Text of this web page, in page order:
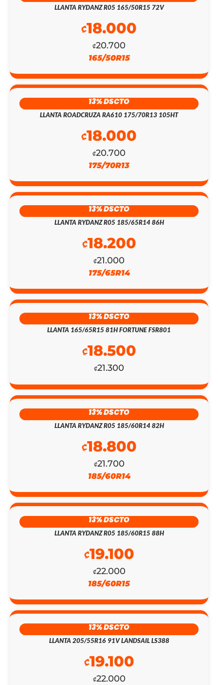
LLANTA RYDANZ R05 165/50R15 72V
₡20.700
₡18.000
165/50R15
13% DSCTO
LLANTA ROADCRUZA RA610 175/70R13 105HT
₡20.700
₡18.000
175/70R13
13% DSCTO
LLANTA RYDANZ R05 185/65R14 86H
₡21.000
₡18.200
175/65R14
13% DSCTO
LLANTA 165/65R15 81H FORTUNE FSR801
₡21.300
₡18.500
13% DSCTO
LLANTA RYDANZ R05 185/60R14 82H
₡21.700
₡18.800
185/60R14
13% DSCTO
LLANTA RYDANZ R05 185/60R15 88H
₡22.000
₡19.100
185/60R15
13% DSCTO
LLANTA 205/55R16 91V LANDSAIL LS388
₡22.000
₡19.100
₡143.800.
₡125.000.
EL
₡145.300.
EL
₡126.300.
EL
PRECIO
ORIGINAL
EL
PRECIO
ACTUAL